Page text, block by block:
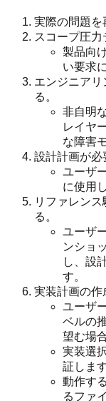
実際の問題を
スコープ圧力
製品向
い要求
エンジニア
る。
非自明
レイヤ
な障害
設計計画が必
ユーザ
に使用
リファレン
る。
ユーザ
ンショ
し、設
す。
実装計画の作
ユーザ
ベルの
望む場
実装選
証します
動作す
るファ